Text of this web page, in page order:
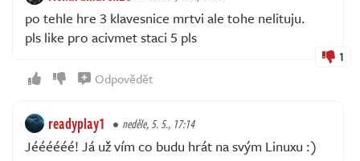
po tehle hre 3 klavesnice mrtvi ale tohe nelituju.
pls like pro acivmet staci 5 pls
1
Odpovědět
readyplay1 neděle, 5. 5., 17:14
Jéééééé! Já už vím co budu hrát na svým Linuxu :)